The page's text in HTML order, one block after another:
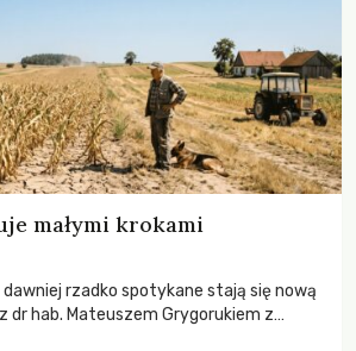
małymi krokami
dawniej rzadko spotykane stają się nową
dr hab. Mateuszem Grygorukiem z